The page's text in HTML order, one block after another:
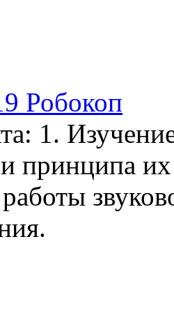
Робокоп
1.
принципа